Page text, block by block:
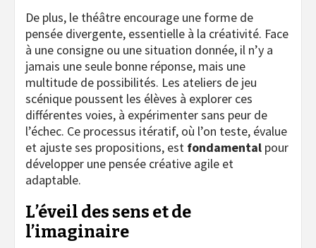
De plus, le théâtre encourage une forme de
pensée divergente, essentielle à la créativité. Face
à une consigne ou une situation donnée, il n’y a
jamais une seule bonne réponse, mais une
multitude de possibilités. Les ateliers de jeu
scénique poussent les élèves à explorer ces
différentes voies, à expérimenter sans peur de
l’échec. Ce processus itératif, où l’on teste, évalue
et ajuste ses propositions, est fondamental pour
développer une pensée créative agile et
adaptable.
L’éveil des sens et de
l’imaginaire